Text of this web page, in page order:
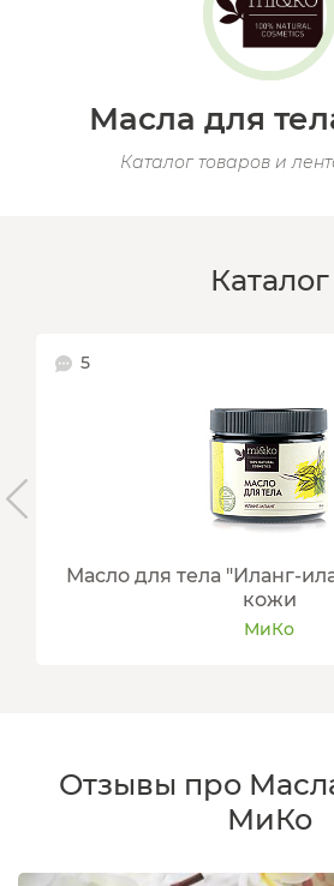
Масла для
Каталог товаров и
Каталог
5
Масло для тела "Иланг-
кожи
МиКо
Отзывы про
МиКо